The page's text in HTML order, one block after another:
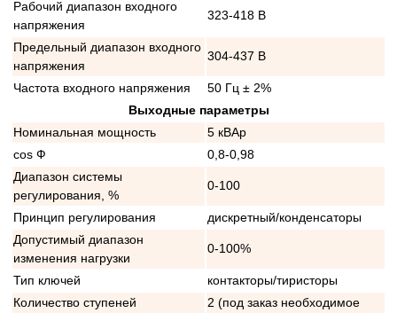
Рабочий диапазон входного
напряжения
323-418 В
Предельный диапазон входного
напряжения
304-437 В
Частота входного напряжения
50 Гц ± 2%
Выходные параметры
Номинальная мощность
5 кВАр
cos Ф
0,8-0,98
Диапазон системы
регулирования, %
0-100
Принцип регулирования
дискретный/конденсаторы
Допустимый диапазон
изменения нагрузки
0-100%
Тип ключей
контакторы/тиристоры
Количество ступеней
2 (под заказ необходимое